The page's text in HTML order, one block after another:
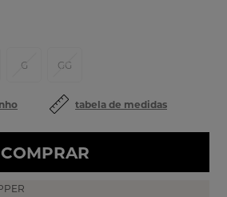
G GG
tabela de medidas
COMPRAR